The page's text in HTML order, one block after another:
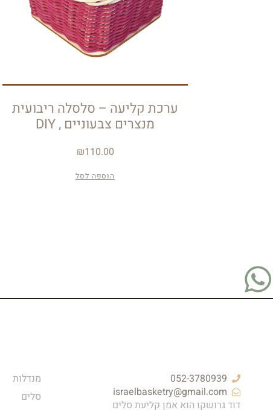
ערכת קליעה – סלסלה ריבועית
מנצרים צבעוניים , DIY
₪110.00
הוספה לסל
052-3780939
israelbasketry@gmail.com
דוד גרושקו הוא אמן קליעת סלים
מנדלות
סלים